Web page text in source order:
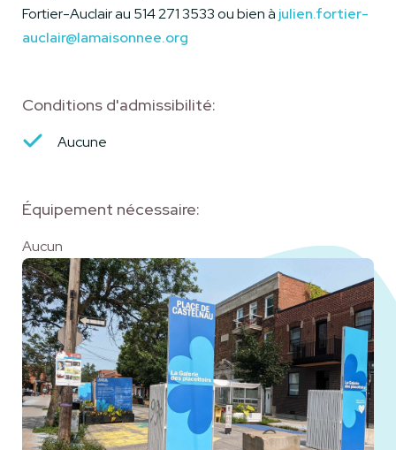
Fortier-Auclair au 514 271 3533 ou bien à julien.fortier-
auclair@lamaisonnee.org
Conditions d'admissibilité:
Aucune
Équipement nécessaire:
Aucun